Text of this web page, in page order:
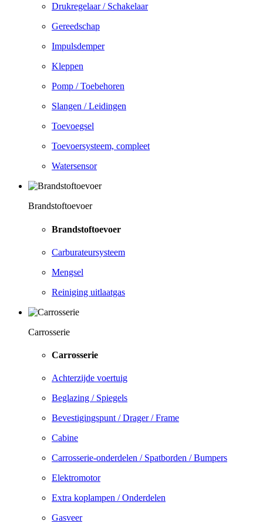
Drukregelaar / Schakelaar
Gereedschap
Impulsdemper
Kleppen
Pomp / Toebehoren
Slangen / Leidingen
Toevoegsel
Toevoersysteem, compleet
Watersensor
Brandstoftoevoer
Brandstoftoevoer
Carburateursysteem
Mengsel
Reiniging uitlaatgas
Carrosserie
Carrosserie
Achterzijde voertuig
Beglazing / Spiegels
Bevestigingspunt / Drager / Frame
Cabine
Carrosserie-onderdelen / Spatborden / Bumpers
Elektromotor
Extra koplampen / Onderdelen
Gasveer